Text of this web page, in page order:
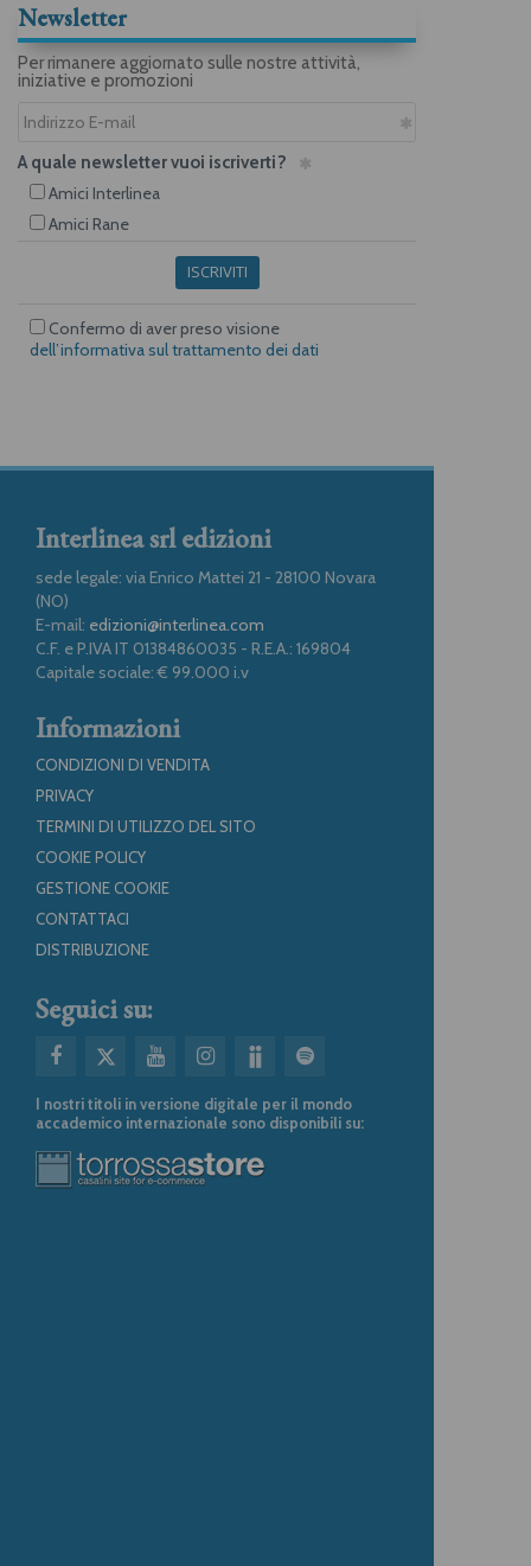
Newsletter
Per rimanere aggiornato sulle nostre attività,
iniziative e promozioni
A quale newsletter vuoi iscriverti?
Amici Interlinea
Amici Rane
ISCRIVITI
Confermo di aver preso visione
dell’informativa sul trattamento dei dati
Interlinea srl edizioni
sede legale: via Enrico Mattei 21 - 28100 Novara
(NO)
E-mail: edizioni@interlinea.com
C.F. e P.IVA IT 01384860035 - R.E.A.: 169804
Capitale sociale: € 99.000 i.v
Informazioni
CONDIZIONI DI VENDITA
PRIVACY
TERMINI DI UTILIZZO DEL SITO
COOKIE POLICY
GESTIONE COOKIE
CONTATTACI
DISTRIBUZIONE
Seguici su:
I nostri titoli in versione digitale per il mondo
accademico internazionale sono disponibili su: